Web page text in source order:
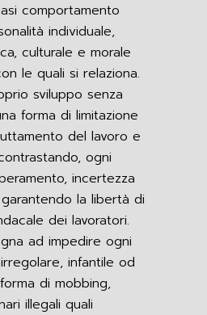
comportamento
individuale,
culturale e morale
le quali si relaziona.
sviluppo senza
forma di limitazione
del lavoro e
ogni
incertezza
la libertà di
dei lavoratori.
ad impedire ogni
infantile od
di mobbing,
illegali quali